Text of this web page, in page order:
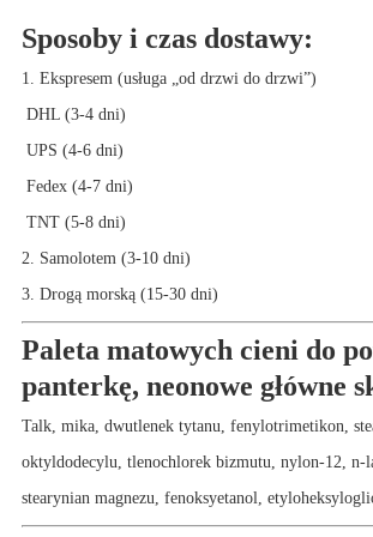
Sposoby i czas dostawy:
1. Ekspresem (usługa „od drzwi do drzwi”)
DHL (3-4 dni)
UPS (4-6 dni)
Fedex (4-7 dni)
TNT (5-8 dni)
2. Samolotem (3-10 dni)
3. Drogą morską (15-30 dni)
Paleta matowych cieni do
panterkę, neonowe główne
Talk, mika, dwutlenek tytanu, fenylotrimetikon,
oktyldodecylu, tlenochlorek bizmutu, nylon-12,
stearynian magnezu, fenoksyetanol,